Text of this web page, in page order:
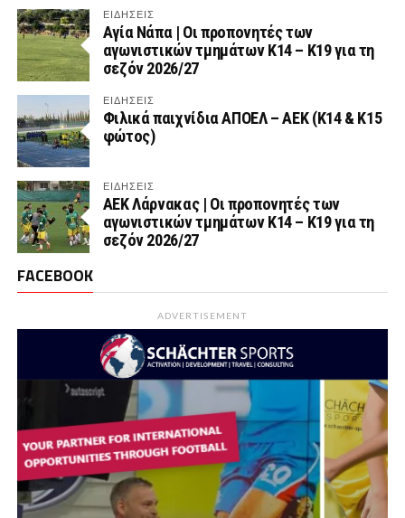
ΕΙΔΗΣΕΙΣ
Αγία Νάπα | Οι προπονητές των
αγωνιστικών τμημάτων Κ14 – Κ19 για τη
σεζόν 2026/27
ΕΙΔΗΣΕΙΣ
Φιλικά παιχνίδια ΑΠΟΕΛ – ΑΕΚ (Κ14 & Κ15
φώτος)
ΕΙΔΗΣΕΙΣ
AEK Λάρνακας | Οι προπονητές των
αγωνιστικών τμημάτων Κ14 – Κ19 για τη
σεζόν 2026/27
FACEBOOK
ADVERTISEMENT